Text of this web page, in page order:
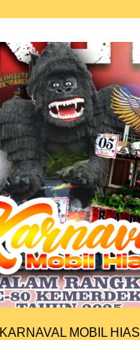
KARNAVAL MOBIL HIAS